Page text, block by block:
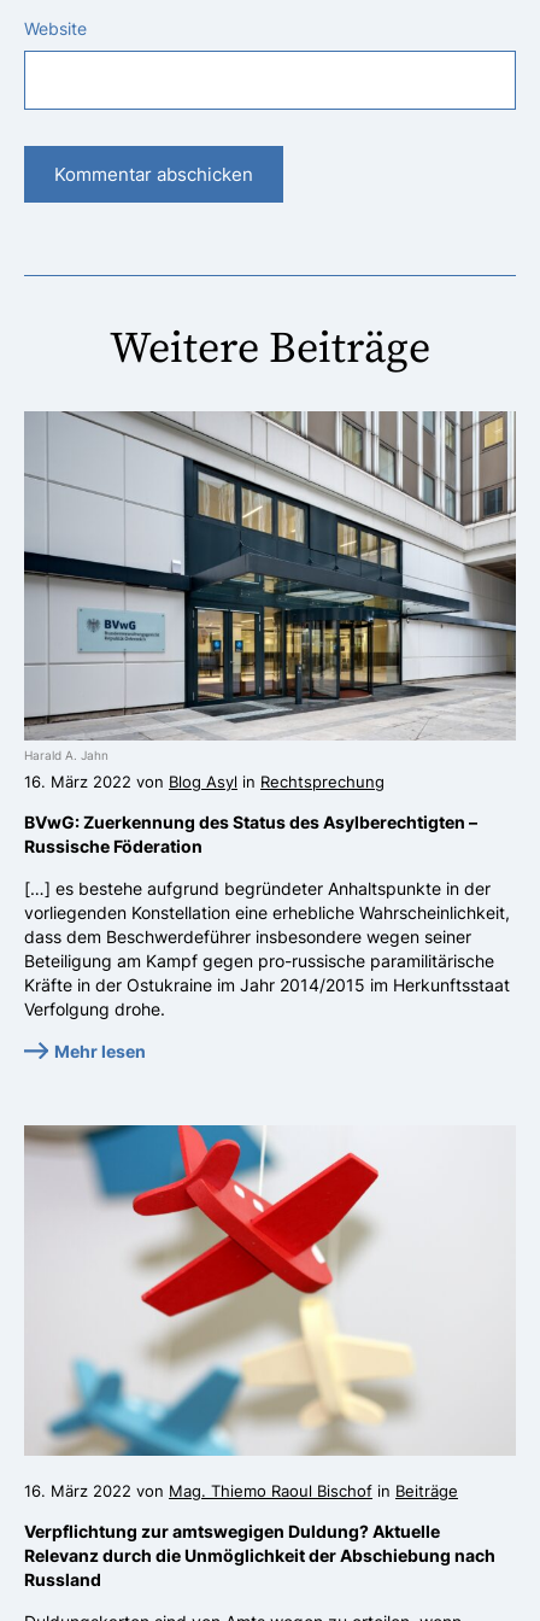
Website
Weitere Beiträge
Harald A. Jahn
16. März 2022 von Blog Asyl in Rechtsprechung
BVwG: Zuerkennung des Status des Asylberechtigten –
Russische Föderation
[…] es bestehe aufgrund begründeter Anhaltspunkte in der
vorliegenden Konstellation eine erhebliche Wahrscheinlichkeit,
dass dem Beschwerdeführer insbesondere wegen seiner
Beteiligung am Kampf gegen pro-russische paramilitärische
Kräfte in der Ostukraine im Jahr 2014/2015 im Herkunftsstaat
Verfolgung drohe.
Mehr lesen
16. März 2022 von Mag. Thiemo Raoul Bischof in Beiträge
Verpflichtung zur amtswegigen Duldung? Aktuelle
Relevanz durch die Unmöglichkeit der Abschiebung nach
Russland